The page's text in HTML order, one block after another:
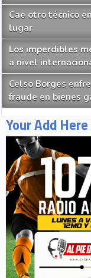
Cae otro técnico
lugar
Los imperdibles
a nivel
Celso Borges
fraude en bienes
Your Add